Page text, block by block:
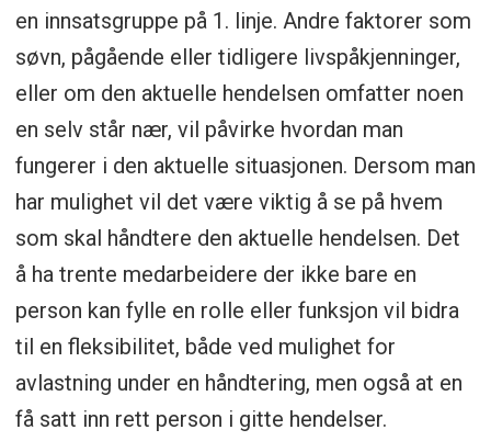
Skap samhold i laget
Skap trygghet og mestring
Tren lagene på tvers av organisasjonen
Jobb systematisk for å beholde ro og
kontroll
Oppdater beredskapsplanverk
Lage gode prosedyrer
Faktorer som kan påvirke
krisehåndtering:
en innsatsgruppe på 1. linje. Andre faktorer som
søvn, pågående eller tidligere livspåkjenninger,
eller om den aktuelle hendelsen omfatter noen
en selv står nær, vil påvirke hvordan man
fungerer i den aktuelle situasjonen. Dersom man
har mulighet vil det være viktig å se på hvem
som skal håndtere den aktuelle hendelsen. Det
å ha trente medarbeidere der ikke bare en
person kan fylle en rolle eller funksjon vil bidra
til en fleksibilitet, både ved mulighet for
avlastning under en håndtering, men også at en
få satt inn rett person i gitte hendelser.